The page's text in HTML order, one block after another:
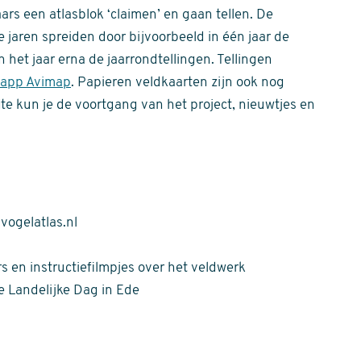
een atlasblok ‘claimen’ en gaan tellen. De
spreiden door bijvoorbeeld in één jaar de
jaar erna de jaarrondtellingen. Tellingen
app Avimap. Papieren veldkaarten zijn ook nog
kun je de voortgang van het project, nieuwtjes en
en instructiefilmpjes over het veldwerk
Landelijke Dag in Ede